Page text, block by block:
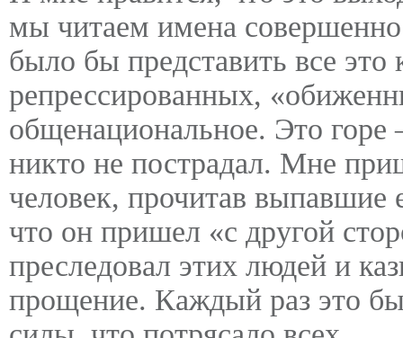
мы читаем имена
было бы представить все это
репрессированных,
общенациональное. Это горе
никто не пострадал. Мне
человек, прочитав
что он пришел «с другой
преследовал этих людей и
прощение. Каждый раз это